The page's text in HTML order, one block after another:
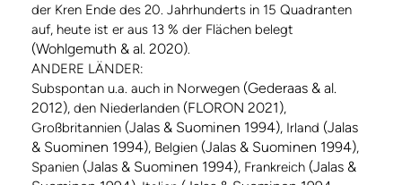
der Kren Ende des 20. Jahrhunderts in 15 Quadranten
auf, heute ist er aus 13 % der Flächen belegt
(Wohlgemuth & al. 2020).
ANDERE LÄNDER:
Subspontan u.a. auch in Norwegen (Gederaas & al.
2012), den Niederlanden (FLORON 2021),
Großbritannien (Jalas & Suominen 1994), Irland (Jalas
& Suominen 1994), Belgien (Jalas & Suominen 1994),
Spanien (Jalas & Suominen 1994), Frankreich (Jalas &